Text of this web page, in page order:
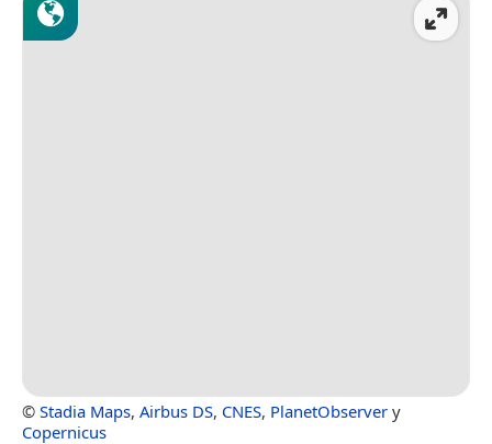
© Stadia Maps, Airbus DS, CNES, PlanetObserver y
Copernicus